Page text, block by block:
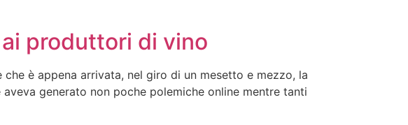
produttori di vino
è appena arrivata, nel giro di un mesetto e mezzo, la
generato non poche polemiche online mentre tanti